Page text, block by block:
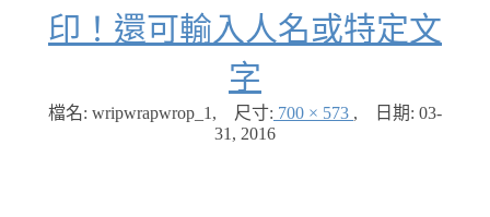
印！還可輸入人名或特定文
字
檔名: wripwrapwrop_1 , 尺寸: 700 × 573 , 日期: 03-
31, 2016